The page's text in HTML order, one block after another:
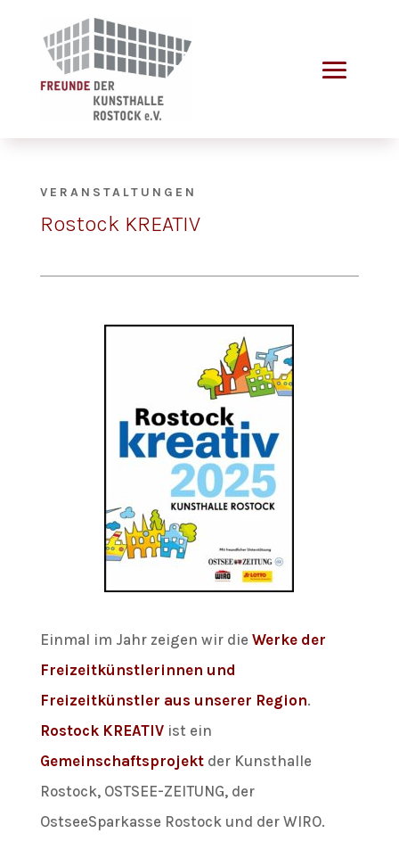
VERANSTALTUNGEN
Rostock KREATIV
Einmal im Jahr zeigen wir die Werke der
Freizeitkünstlerinnen und
Freizeitkünstler aus unserer Region.
Rostock KREATIVist ein
Gemeinschaftsprojektder Kunsthalle
Rostock, OSTSEE-ZEITUNG, der
OstseeSparkasse Rostock und der WIRO.